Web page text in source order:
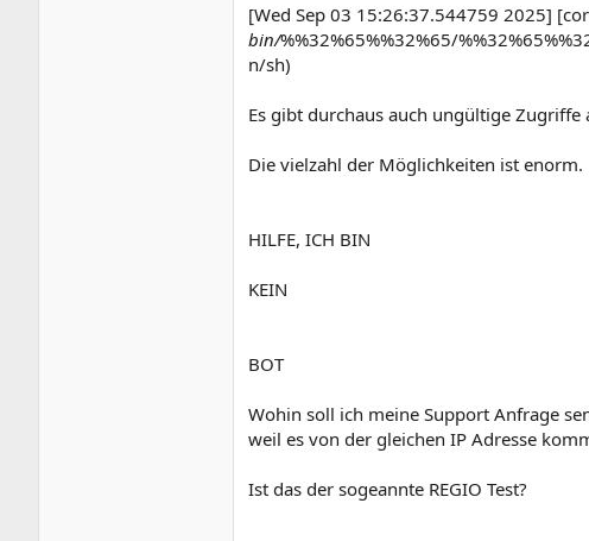
[Wed Sep 03 15:26:37.544759 2025]
bin/%%32%65%%32%65/
n/sh)
Es gibt durchaus auch ungültige
Die vielzahl der Möglichkeiten ist enorm.
HILFE, ICH BIN
KEIN
BOT
Wohin soll ich meine Support Anfrage
weil es von der gleichen IP Adresse
Ist das der sogeannte REGIO Test?